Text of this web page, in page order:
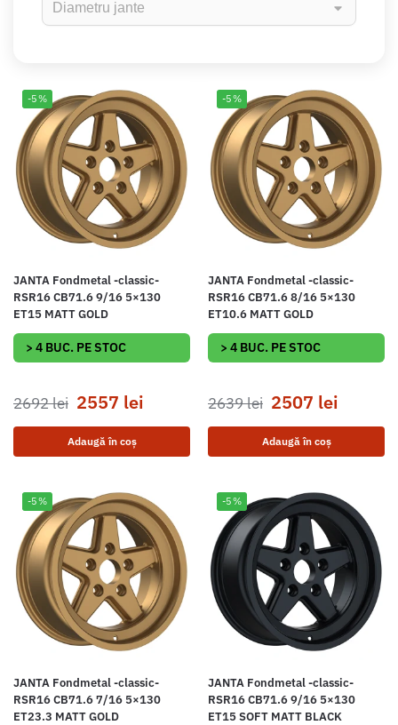
-5%
JANTA Fondmetal -classic-
RSR16 CB71.6 9/16 5×130
ET15 MATT GOLD
> 4 BUC. PE STOC
2692lei 2557 lei
Adaugă în coș
-5%
JANTA Fondmetal -classic-
RSR16 CB71.6 8/16 5×130
ET10.6 MATT GOLD
> 4 BUC. PE STOC
2639lei 2507 lei
Adaugă în coș
-5%
JANTA Fondmetal -classic-
RSR16 CB71.6 7/16 5×130
ET23.3 MATT GOLD
-5%
JANTA Fondmetal -classic-
RSR16 CB71.6 9/16 5×130
ET15 SOFT MATT BLACK